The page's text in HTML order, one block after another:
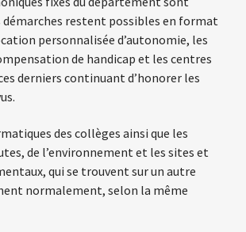
démarches restent possibles en format
personnalisée d’autonomie, les
de handicap et les centres
derniers continuant d’honorer les
des collèges ainsi que les
de l’environnement et les sites et
qui se trouvent sur un autre
normalement, selon la même